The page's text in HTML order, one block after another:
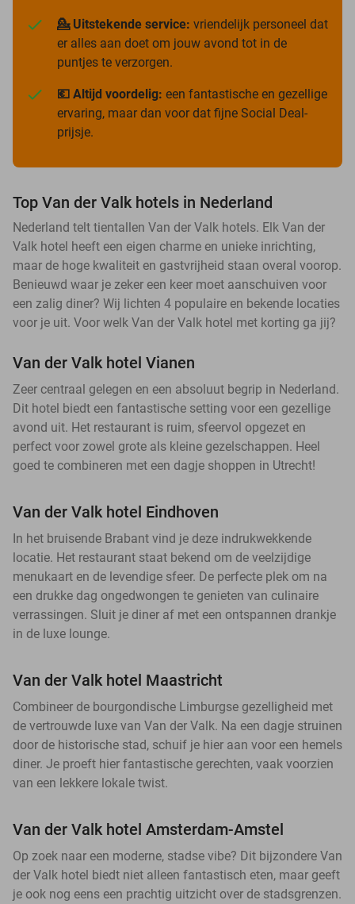
💁 Uitstekende service: vriendelijk personeel dat
er alles aan doet om jouw avond tot in de
puntjes te verzorgen.
💶 Altijd voordelig: een fantastische en gezellige
ervaring, maar dan voor dat fijne Social Deal-
prijsje.
Top Van der Valk hotels in Nederland
Nederland telt tientallen Van der Valk hotels. Elk Van der
Valk hotel heeft een eigen charme en unieke inrichting,
maar de hoge kwaliteit en gastvrijheid staan overal voorop.
Benieuwd waar je zeker een keer moet aanschuiven voor
een zalig diner? Wij lichten 4 populaire en bekende locaties
voor je uit. Voor welk Van der Valk hotel met korting ga jij?
Van der Valk hotel Vianen
Zeer centraal gelegen en een absoluut begrip in Nederland.
Dit hotel biedt een fantastische setting voor een gezellige
avond uit. Het restaurant is ruim, sfeervol opgezet en
perfect voor zowel grote als kleine gezelschappen. Heel
goed te combineren met een dagje shoppen in Utrecht!
Van der Valk hotel Eindhoven
In het bruisende Brabant vind je deze indrukwekkende
locatie. Het restaurant staat bekend om de veelzijdige
menukaart en de levendige sfeer. De perfecte plek om na
een drukke dag ongedwongen te genieten van culinaire
verrassingen. Sluit je diner af met een ontspannen drankje
in de luxe lounge.
Van der Valk hotel Maastricht
Combineer de bourgondische Limburgse gezelligheid met
de vertrouwde luxe van Van der Valk. Na een dagje struinen
door de historische stad, schuif je hier aan voor een hemels
diner. Je proeft hier fantastische gerechten, vaak voorzien
van een lekkere lokale twist.
Van der Valk hotel Amsterdam-Amstel
Op zoek naar een moderne, stadse vibe? Dit bijzondere Van
der Valk hotel biedt niet alleen fantastisch eten, maar geeft
je ook nog eens een prachtig uitzicht over de stadsgrenzen.